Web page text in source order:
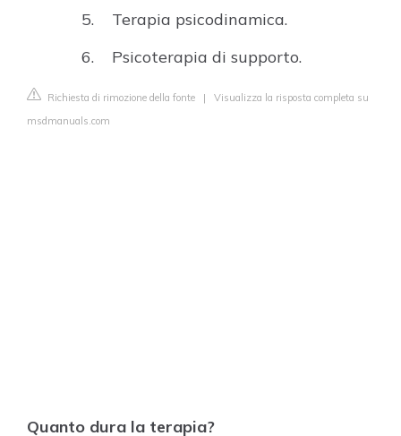
Terapia psicodinamica.
Psicoterapia di supporto.
Richiesta di rimozione della fonte | Visualizza la risposta completa su
msdmanuals.com
Quanto dura la terapia?